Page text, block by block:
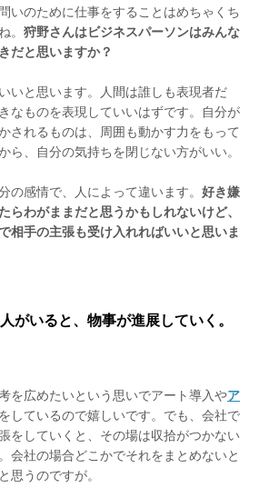
いのために仕事をすることはめちゃくち
狩野さんはビジネスパーソンはみんな
だと思いますか？
いと思います。人間は誰しも表現者だ
なものを表現していいはずです。自分が
されるものは、周囲も動かす力をもって
ら、自分の気持ちを閉じない方がいい。
の感情で、人によって違います。 好き嫌
らわがままだと思うかもしれないけど、
相手の主張も受け入れればいいと思いま
がいると、物事が進展していく。
を広めたいという思いでアート導入やア
しているので嬉しいです。でも、会社で
をしていくと、その場は収拾がつかない
会社の場合どこかでそれをまとめないと
思うのですが。